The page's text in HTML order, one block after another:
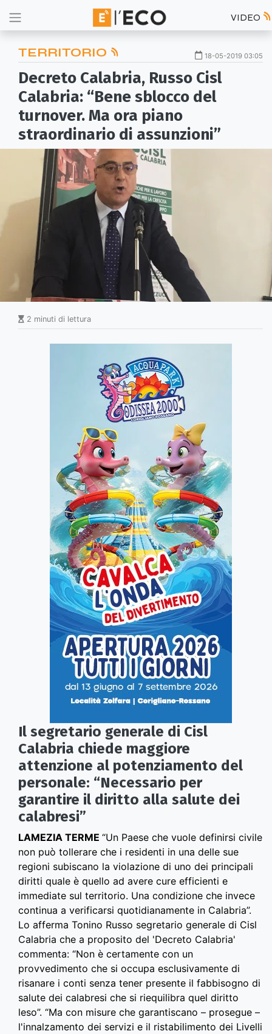
VIDEO
TERRITORIO 18-05-2019 03:05
Decreto Calabria, Russo Cisl
Calabria: “Bene sblocco del
turnover. Ma ora piano
straordinario di assunzioni”
2 minuti di lettura
Il segretario generale di Cisl
Calabria chiede maggiore
attenzione al potenziamento del
personale: “Necessario per
garantire il diritto alla salute dei
calabresi”
LAMEZIA TERME “Un Paese che vuole definirsi civile
non può tollerare che i residenti in una delle sue
regioni subiscano la violazione di uno dei principali
diritti quale è quello ad avere cure efficienti e
immediate sul territorio. Una condizione che invece
continua a verificarsi quotidianamente in Calabria”.
Lo afferma Tonino Russo segretario generale di Cisl
Calabria che a proposito del 'Decreto Calabria'
commenta: “Non è certamente con un
provvedimento che si occupa esclusivamente di
risanare i conti senza tener presente il fabbisogno di
salute dei calabresi che si riequilibra quel diritto
leso”. “Ma con misure che garantiscano – prosegue –
l'innalzamento dei servizi e il ristabilimento dei Livelli